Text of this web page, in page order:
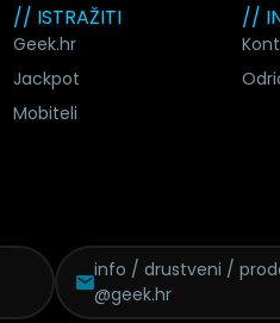
// ISTRAŽITI
Geek.hr
Jackpot
Mobiteli
//
info / drustveni /
@geek.hr